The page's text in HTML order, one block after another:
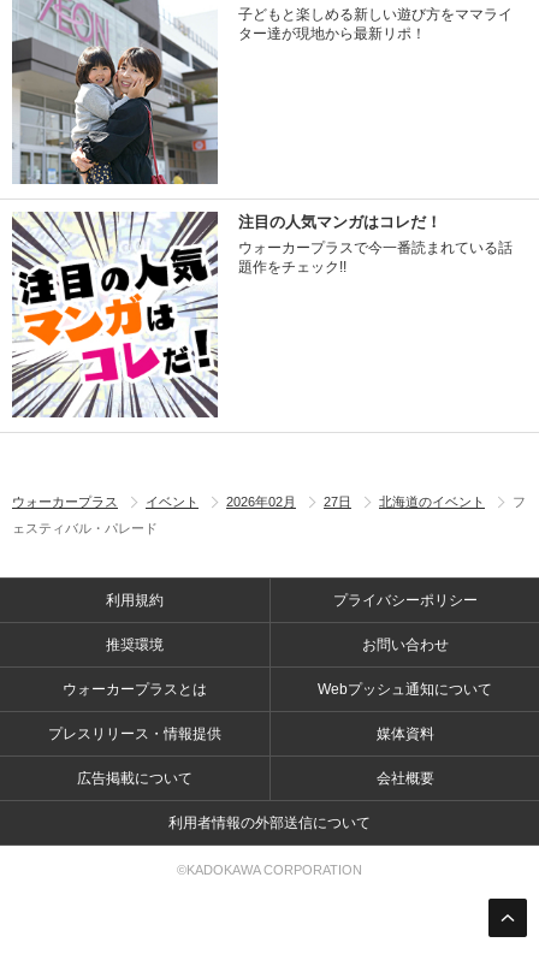
子どもと楽しめる新しい遊び方をママライ
ター達が現地から最新リポ！
注目の人気マンガはコレだ！
ウォーカープラスで今一番読まれている話
題作をチェック!!
ウォーカープラス イベント 2026年02月 27日 北海道のイベント
フ
ェスティバル・パレード
利用規約 プライバシーポリシー
推奨環境 お問い合わせ
ウォーカープラスとは Webプッシュ通知について
プレスリリース・情報提供 媒体資料
広告掲載について 会社概要
利用者情報の外部送信について
©KADOKAWA CORPORATION